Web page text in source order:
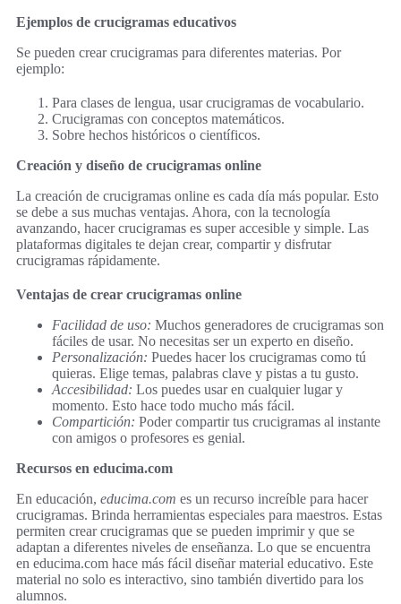
Ejemplos de crucigramas educativos
Se pueden crear crucigramas para diferentes materias. Por
ejemplo:
Para clases de lengua, usar crucigramas de vocabulario.
Crucigramas con conceptos matemáticos.
Sobre hechos históricos o científicos.
Creación y diseño de crucigramas online
La creación de crucigramas online es cada día más popular. Esto
se debe a sus muchas ventajas. Ahora, con la tecnología
avanzando, hacer crucigramas es super accesible y simple. Las
plataformas digitales te dejan crear, compartir y disfrutar
crucigramas rápidamente.
Ventajas de crear crucigramas online
Facilidad de uso: Muchos generadores de crucigramas son
fáciles de usar. No necesitas ser un experto en diseño.
Personalización: Puedes hacer los crucigramas como tú
quieras. Elige temas, palabras clave y pistas a tu gusto.
Accesibilidad: Los puedes usar en cualquier lugar y
momento. Esto hace todo mucho más fácil.
Compartición: Poder compartir tus crucigramas al instante
con amigos o profesores es genial.
Recursos en educima.com
En educación, educima.com es un recurso increíble para hacer
crucigramas. Brinda herramientas especiales para maestros. Estas
permiten crear crucigramas que se pueden imprimir y que se
adaptan a diferentes niveles de enseñanza. Lo que se encuentra
en educima.com hace más fácil diseñar material educativo. Este
material no solo es interactivo, sino también divertido para los
alumnos.